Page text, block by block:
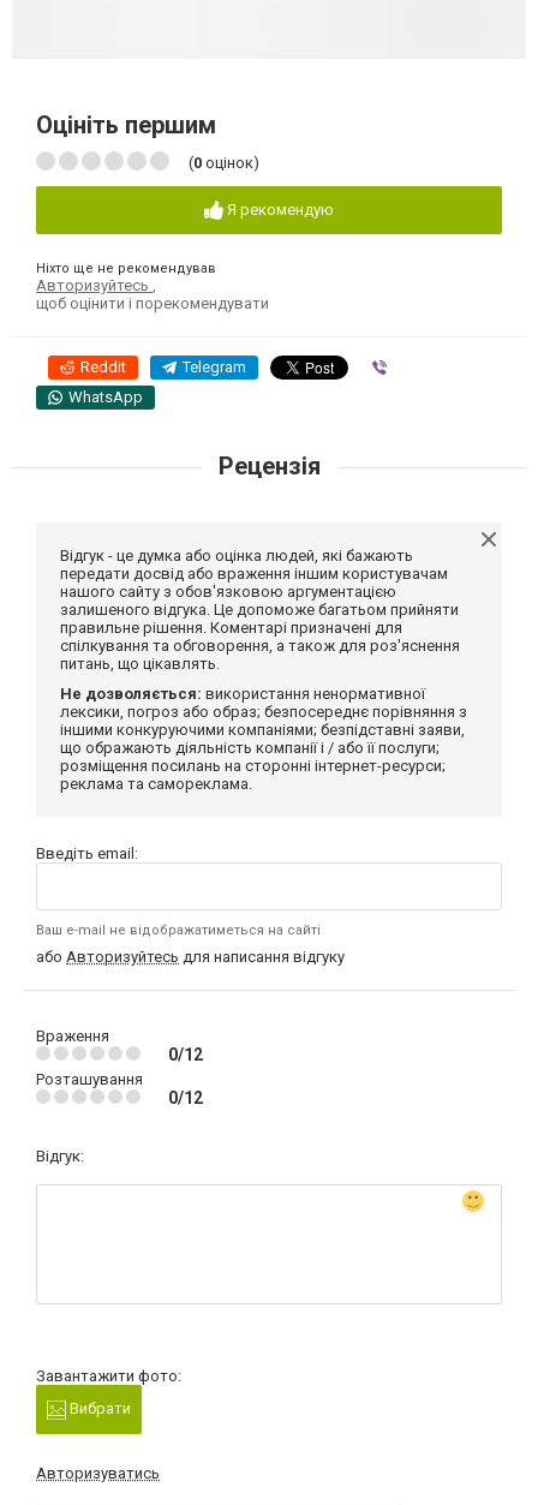
Оцініть першим
(0 оцінок)
Я рекомендую
Ніхто ще не рекомендував
Авторизуйтесь ,
щоб оцінити і порекомендувати
Reddit Telegram
WhatsApp
Рецензія
Відгук - це думка або оцінка людей, які бажають
передати досвід або враження іншим користувачам
нашого сайту з обов'язковою аргументацією
залишеного відгука. Це допоможе багатьом прийняти
правильне рішення. Коментарі призначені для
спілкування та обговорення, а також для роз'яснення
питань, що цікавлять.
Не дозволяється: використання ненормативної
лексики, погроз або образ; безпосереднє порівняння з
іншими конкуруючими компаніями; безпідставні заяви,
що ображають діяльність компанії і / або її послуги;
розміщення посилань на сторонні інтернет-ресурси;
реклама та самореклама.
Введіть email:
Ваш e-mail не відображатиметься на сайті
або Авторизуйтесь для написання відгуку
Враження
0/12
Розташування
0/12
Відгук:
Завантажити фото:
Вибрати
Авторизуватись